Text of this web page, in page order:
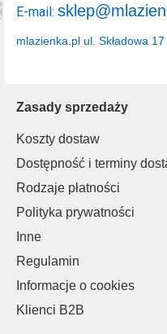
Zasady sprzedaży
Koszty dostaw
Dostępność i terminy
Rodzaje płatności
Polityka prywatności
Inne
Regulamin
Informacje o cookies
Klienci B2B
mlazienka.pl ul. Składowa 17
E-mail: